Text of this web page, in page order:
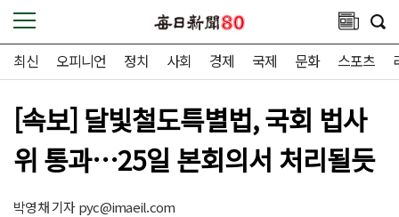
최신 오피니언 정치 사회 경제 국제 문화 스포츠
[속보] 달빛철도특별법, 국회 법사
위 통과…25일 본회의서 처리될듯
박영채 기자pyc@imaeil.com